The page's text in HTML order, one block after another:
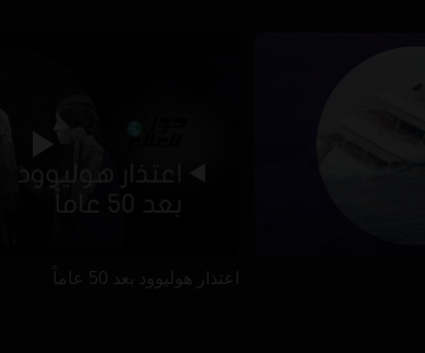
اعتذار هوليوود بعد 50 عاماً